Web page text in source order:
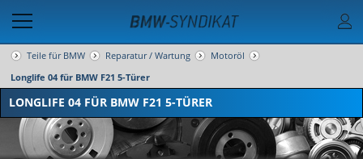
Teile für BMW Reparatur / Wartung
Motoröl
Longlife 04 für BMW F21 5-Türer
LONGLIFE 04 FÜR BMW F21 5-TÜRER